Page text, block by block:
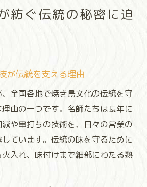
の特色を徹底解剖
スタイルの違いと個性を解説
エリアの食べ比べポイント紹介
による三大焼き鳥の技術比較
焼き鳥の流儀とは
名師が受け継ぐ伝統的な流儀
直伝の焼き技と味付けの極意
舗が守る仕込みの細やかな工夫
紡ぐ伝統の秘密に迫
が伝統を支える理由
全国各地で焼き鳥文化の伝統を守
由の一つです。名師たちは長年に
や串打ちの技術を、日々の営業の
ています。伝統の味を守るために
入れ、味付けまで細部にわたる熟